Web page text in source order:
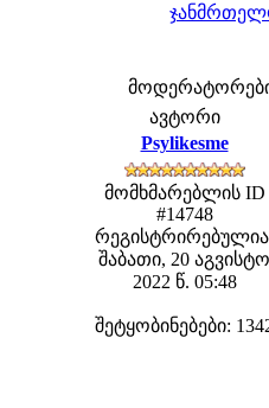
მოდერატორები:
ავტორი
Psylikesme
მომხმარებლის ID
#14748
შაბათი, 20 აგვისტო
2022 წ. 05:48
შეტყობინებები: